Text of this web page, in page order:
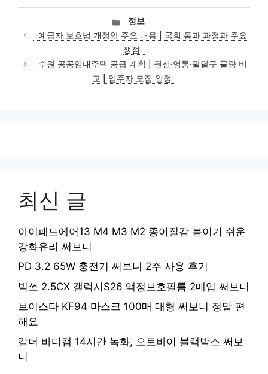
카
테
고
리
정보
예금자 보호법 개정안 주요 내용 | 국회 통과 과정과 주요
쟁점
수원 공공임대주택 공급 계획 | 권선·영통·팔달구 물량 비
교 | 입주자 모집 일정
최신 글
아이패드에어13 M4 M3 M2 종이질감 붙이기 쉬운
강화유리 써보니
PD 3.2 65W 충전기 써보니 2주 사용 후기
빅쏘 2.5CX 갤럭시S26 액정보호필름 2매입 써보니
브이스타 KF94 마스크 100매 대형 써보니 정말 편
해요
칼더 바디캠 14시간 녹화, 오토바이 블랙박스 써보
니